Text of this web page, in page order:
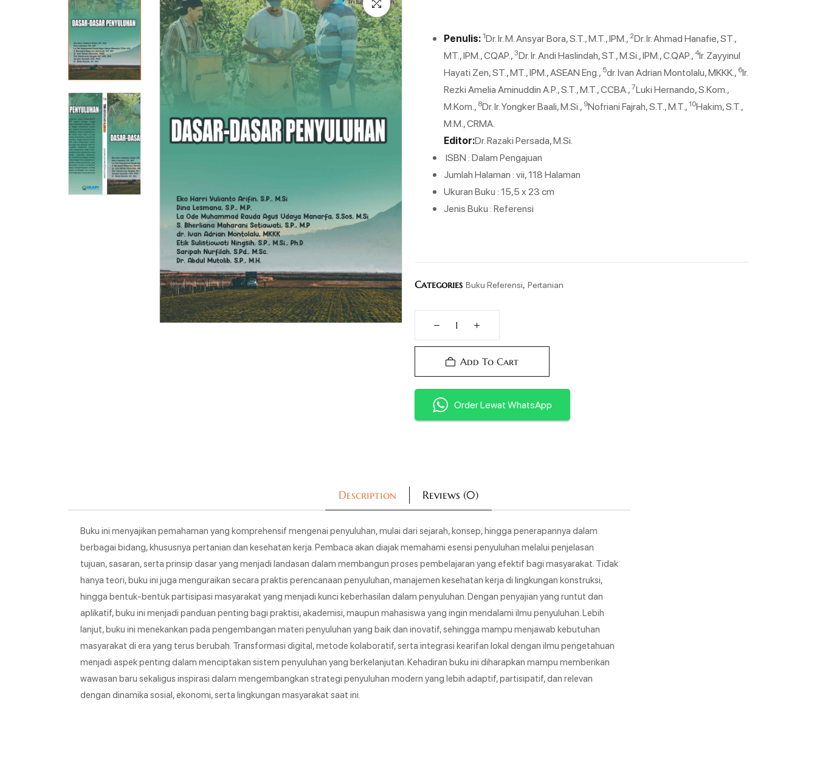
Penulis:1Dr. Ir. M. Ansyar Bora, S.T., M.T., IPM., 2Dr. Ir. Ahmad Hanafie, ST.,
MT., IPM., CQAP.,3Dr. Ir. Andi Haslindah, ST., M.Si., IPM., C.QAP., 4Ir. Zayyinul
Hayati Zen, ST., MT., IPM., ASEAN Eng., 5dr. Ivan Adrian Montolalu, MKKK., 6Ir.
Rezki Amelia Aminuddin A.P., S.T., M.T., CCBA.,7Luki Hernando, S.Kom.,
M.Kom., 8Dr. Ir. Yongker Baali, M.Si., 9Nofriani Fajrah, S.T., M.T.,10Hakim, S.T.,
M.M., CRMA.
Editor:Dr. Razaki Persada, M.Si.
ISBN : Dalam Pengajuan
Jumlah Halaman : vii, 118 Halaman
Ukuran Buku : 15,5 x 23 cm
Jenis Buku : Referensi
Categories Buku Referensi, Pertanian
Add To Cart
Order Lewat WhatsApp
Description Reviews (0)
Buku ini menyajikan pemahaman yang komprehensif mengenai penyuluhan, mulai dari sejarah, konsep, hingga penerapannya dalam
berbagai bidang, khususnya pertanian dan kesehatan kerja. Pembaca akan diajak memahami esensi penyuluhan melalui penjelasan
tujuan, sasaran, serta prinsip dasar yang menjadi landasan dalam membangun proses pembelajaran yang efektif bagi masyarakat. Tidak
hanya teori, buku ini juga menguraikan secara praktis perencanaan penyuluhan, manajemen kesehatan kerja di lingkungan konstruksi,
hingga bentuk-bentuk partisipasi masyarakat yang menjadi kunci keberhasilan dalam penyuluhan. Dengan penyajian yang runtut dan
aplikatif, buku ini menjadi panduan penting bagi praktisi, akademisi, maupun mahasiswa yang ingin mendalami ilmu penyuluhan. Lebih
lanjut, buku ini menekankan pada pengembangan materi penyuluhan yang baik dan inovatif, sehingga mampu menjawab kebutuhan
masyarakat di era yang terus berubah. Transformasi digital, metode kolaboratif, serta integrasi kearifan lokal dengan ilmu pengetahuan
menjadi aspek penting dalam menciptakan sistem penyuluhan yang berkelanjutan. Kehadiran buku ini diharapkan mampu memberikan
wawasan baru sekaligus inspirasi dalam mengembangkan strategi penyuluhan modern yang lebih adaptif, partisipatif, dan relevan
dengan dinamika sosial, ekonomi, serta lingkungan masyarakat saat ini.